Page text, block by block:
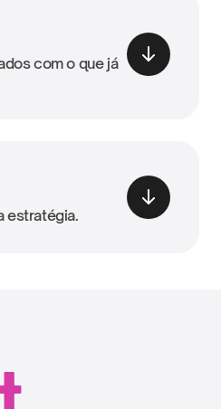
com o que já
estratégia.